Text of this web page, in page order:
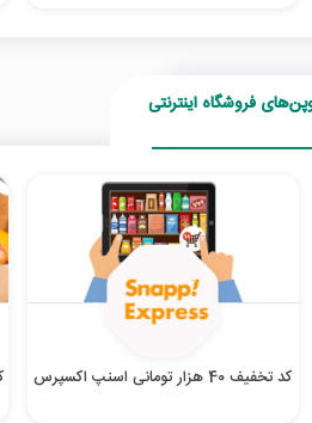
فروشگاه اینترنتی
کد تخفیف 40 هزار تومانی اسنپ اکسپرس